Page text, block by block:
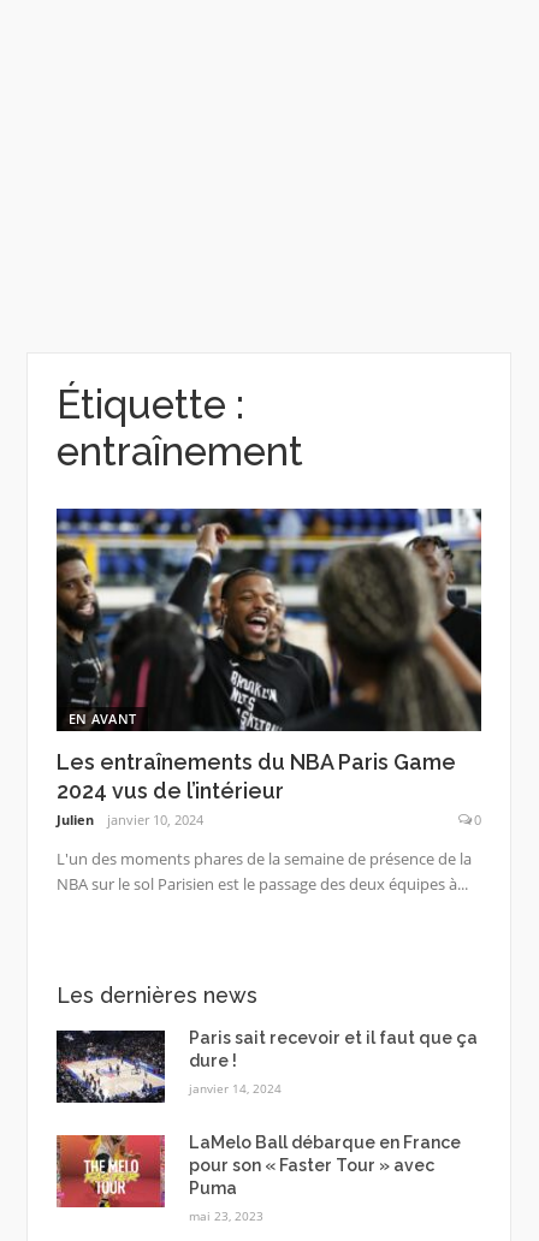
Étiquette :
entraînement
EN AVANT
Les entraînements du NBA Paris Game
2024 vus de l’intérieur
Julien janvier 10, 2024 0
L'un des moments phares de la semaine de présence de la
NBA sur le sol Parisien est le passage des deux équipes à...
Les dernières news
Paris sait recevoir et il faut que ça
dure !
janvier 14, 2024
LaMelo Ball débarque en France
pour son « Faster Tour » avec
Puma
mai 23, 2023